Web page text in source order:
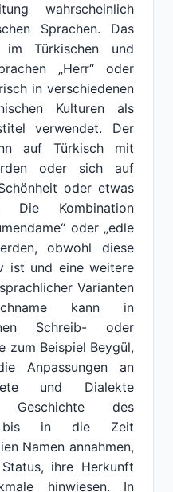
wahrscheinlich
Sprachen. Das
im Türkischen und
„Herr“ oder
in verschiedenen
Kulturen als
verwendet. Der
auf Türkisch mit
oder sich auf
oder etwas
Die Kombination
​​oder „edle
obwohl diese
ist und eine weitere
Varianten
kann in
Schreib- oder
zum Beispiel Beygül,
Anpassungen an
und Dialekte
Geschichte des
bis in die Zeit
Namen annahmen,
ihre Herkunft
hinwiesen. In